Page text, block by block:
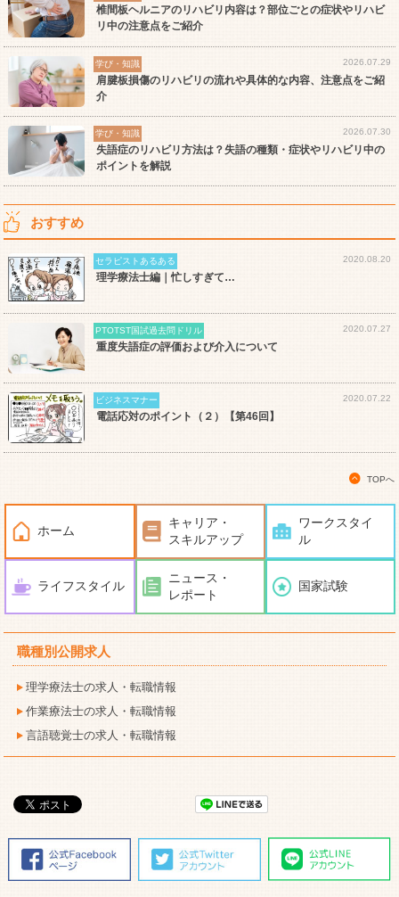
椎間板ヘルニアのリハビリ内容は？部位ごとの症状やリハビ
リ中の注意点をご紹介
学び・知識 2026.07.29
肩腱板損傷のリハビリの流れや具体的な内容、注意点をご紹
介
学び・知識 2026.07.30
失語症のリハビリ方法は？失語の種類・症状やリハビリ中の
ポイントを解説
おすすめ
セラピストあるある 2020.08.20
理学療法士編｜忙しすぎて…
PTOTST国試過去問ドリル 2020.07.27
重度失語症の評価および介入について
ビジネスマナー 2020.07.22
電話応対のポイント（２）【第46回】
TOPへ
ホーム
キャリア・
スキルアップ
ワークスタイ
ル
ライフスタイル
ニュース・
レポート
国家試験
職種別公開求人
理学療法士の求人・転職情報
作業療法士の求人・転職情報
言語聴覚士の求人・転職情報